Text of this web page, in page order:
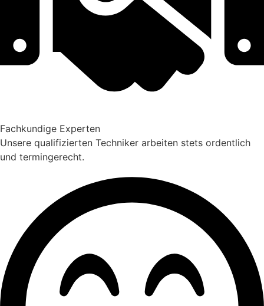
Fachkundige Experten
Unsere qualifizierten Techniker arbeiten stets ordentlich
und termingerecht.